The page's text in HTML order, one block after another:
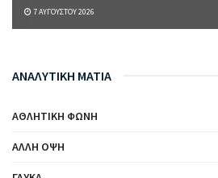
7 ΑΥΓΟΎΣΤΟΥ 2026
ΑΝΑΛΥΤΙΚΗ ΜΑΤΙΑ
ΑΘΛΗΤΙΚΉ ΦΩΝΉ
ΆΛΛΗ ΌΨΗ